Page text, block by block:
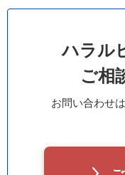
ハラル
ご相
お問い合わせ